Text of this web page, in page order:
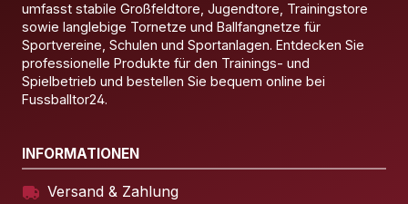
umfasst stabile Großfeldtore, Jugendtore, Trainingstore
sowie langlebige Tornetze und Ballfangnetze für
Sportvereine, Schulen und Sportanlagen. Entdecken Sie
professionelle Produkte für den Trainings- und
Spielbetrieb und bestellen Sie bequem online bei
Fussballtor24.
INFORMATIONEN
Versand & Zahlung